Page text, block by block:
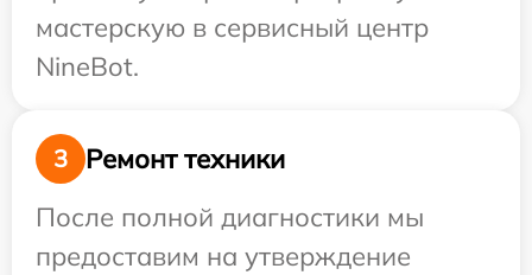
мастерскую в сервисный центр
NineBot.
3
Ремонт техники
После полной диагностики мы
предоставим на утверждение